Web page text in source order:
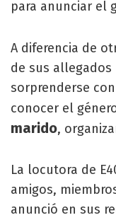
para anunciar el
A diferencia de
de sus
sorprenderse
conocer el
marido,
La locutora de
amigos,
anunció en sus